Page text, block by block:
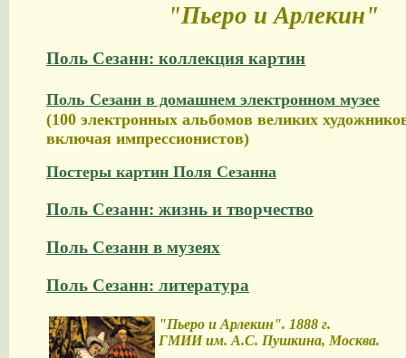
"Пьеро и Арлекин"
Поль Сезанн: коллекция картин
Поль Сезанн в домашнем электронном музее
(100 электронных альбомов великих
включая импрессионистов)
Постеры картин Поля Сезанна
Поль Сезанн: жизнь и творчество
Поль Сезанн в музеях
Поль Сезанн: литература
"Пьеро и Арлекин". 1888 г.
ГМИИ им. А.С. Пушкина, Москва.